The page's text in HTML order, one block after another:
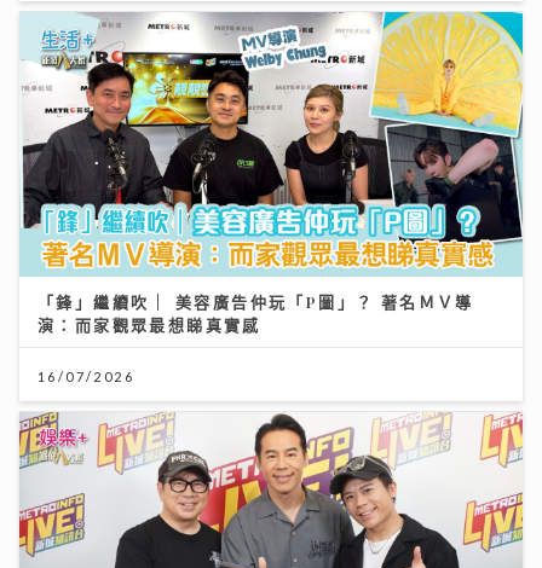
「鋒」繼續吹 | 美容廣告仲玩「P圖」？ 著名ＭＶ導
演：而家觀眾最想睇真實感
16/07/2026